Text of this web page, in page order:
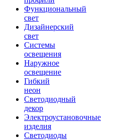
Функциональный
свет
Дизайнерский
свет
Системы
освещения
Наружное
освещение
Гибкий
неон
Светодиодный
декор
Электроустановочные
изделия
Светодиоды